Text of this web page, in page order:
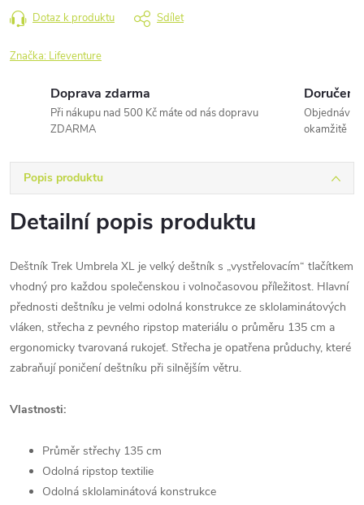
Dotaz k produktu Sdílet
Značka: Lifeventure
Doprava zdarma
Při nákupu nad 500 Kč máte od nás dopravu
ZDARMA
Doručení
okamžitě
Popis produktu
Detailní popis produktu
Deštník Trek Umbrela XL je velký deštník s „vystřelovacím“ tlačítkem
vhodný pro každou společenskou i volnočasovou příležitost. Hlavní
přednosti deštníku je velmi odolná konstrukce ze sklolaminátových
vláken, střecha z pevného ripstop materiálu o průměru 135 cm a
ergonomicky tvarovaná rukojeť. Střecha je opatřena průduchy, které
zabraňují poničení deštníku při silnějším větru.
Vlastnosti:
Průměr střechy 135 cm
Odolná ripstop textilie
Odolná sklolaminátová konstrukce